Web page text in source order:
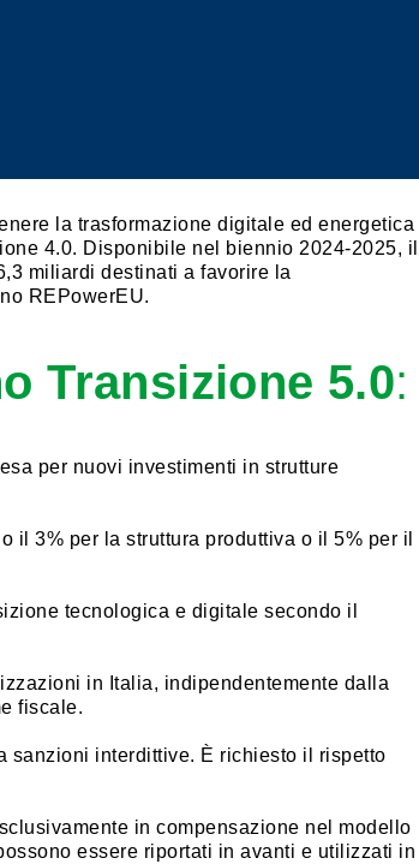
la trasformazione digitale ed energetica
4.0. Disponibile nel biennio 2024-2025, il
miliardi destinati a favorire la
REPowerEU.
Transizione 5.0:
per nuovi investimenti in strutture
il 3% per la struttura produttiva o il 5% per il
tecnologica e digitale secondo il
in Italia, indipendentemente dalla
fiscale.
sanzioni interdittive. È richiesto il rispetto
in compensazione nel modello
essere riportati in avanti e utilizzati in